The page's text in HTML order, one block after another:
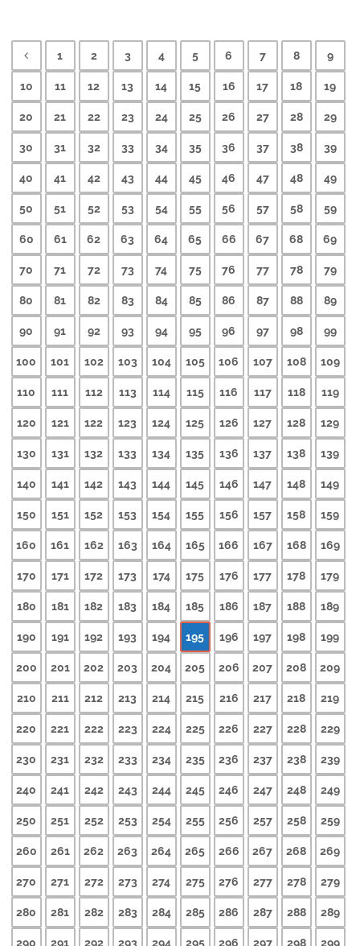
1 2 3 4 5 6 7 8 9
10 11 12 13 14 15 16 17 18 19
20 21 22 23 24 25 26 27 28 29
30 31 32 33 34 35 36 37 38 39
40 41 42 43 44 45 46 47 48 49
50 51 52 53 54 55 56 57 58 59
60 61 62 63 64 65 66 67 68 69
70 71 72 73 74 75 76 77 78 79
80 81 82 83 84 85 86 87 88 89
90 91 92 93 94 95 96 97 98 99
100 101 102 103 104 105 106 107 108 109
110 111 112 113 114 115 116 117 118 119
120 121 122 123 124 125 126 127 128 129
130 131 132 133 134 135 136 137 138 139
140 141 142 143 144 145 146 147 148 149
150 151 152 153 154 155 156 157 158 159
160 161 162 163 164 165 166 167 168 169
170 171 172 173 174 175 176 177 178 179
180 181 182 183 184 185 186 187 188 189
190 191 192 193 194 195 196 197 198 199
200 201 202 203 204 205 206 207 208 209
210 211 212 213 214 215 216 217 218 219
220 221 222 223 224 225 226 227 228 229
230 231 232 233 234 235 236 237 238 239
240 241 242 243 244 245 246 247 248 249
250 251 252 253 254 255 256 257 258 259
260 261 262 263 264 265 266 267 268 269
270 271 272 273 274 275 276 277 278 279
280 281 282 283 284 285 286 287 288 289
290 291 292 293 294 295 296 297 298 299